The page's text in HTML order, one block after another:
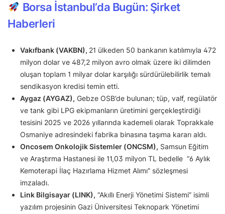
Borsa İstanbul’da Bugün: Şirket
Haberleri
Vakıfbank (VAKBN), 21 ülkeden 50 bankanın katılımıyla 472
milyon dolar ve 487,2 milyon avro olmak üzere iki dilimden
oluşan toplam 1 milyar dolar karşılığı sürdürülebilirlik temalı
sendikasyon kredisi temin etti.
Aygaz (AYGAZ), Gebze OSB’de bulunan; tüp, valf, regülatör
ve tank gibi LPG ekipmanların üretimini gerçekleştirdiği
tesisini 2025 ve 2026 yıllarında kademeli olarak Toprakkale
Osmaniye adresindeki fabrika binasına taşıma kararı aldı.
Oncosem Onkolojik Sistemler (ONCSM), Samsun Eğitim
ve Araştırma Hastanesi ile 11,03 milyon TL bedelle “6 Aylık
Kemoterapi İlaç Hazırlama Hizmet Alımı” sözleşmesi
imzaladı.
Link Bilgisayar (LINK), “Akıllı Enerji Yönetimi Sistemi” isimli
yazılım projesinin Gazi Üniversitesi Teknopark Yönetimi